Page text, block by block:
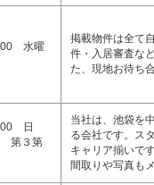
水曜
掲載物件は全て
件・入居審査な
た、現地お待ち
日
第３第
当社は、池袋を
る会社です。ス
キャリア揃いで
間取りや写真も